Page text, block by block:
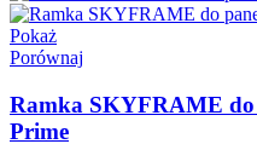
Pokaż
Porównaj
Ramka SKYFRAME do
Prime